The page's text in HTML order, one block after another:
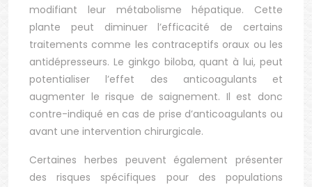
modifiant leur métabolisme hépatique. Cette
plante peut diminuer l’efficacité de certains
traitements comme les contraceptifs oraux ou les
antidépresseurs. Le ginkgo biloba, quant à lui, peut
potentialiser l’effet des anticoagulants et
augmenter le risque de saignement. Il est donc
contre-indiqué en cas de prise d’anticoagulants ou
avant une intervention chirurgicale.
Certaines herbes peuvent également présenter
des risques spécifiques pour des populations